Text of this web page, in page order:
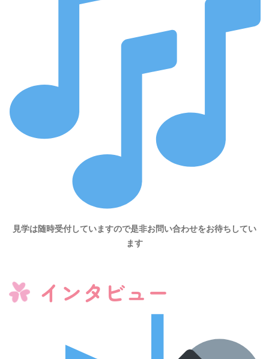
見学は随時受付していますので是非お問い合わせをお待ちしてい
ます
インタビュー